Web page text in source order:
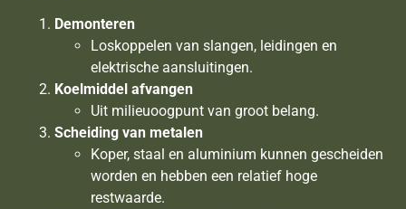
Demonteren
Loskoppelen van slangen, leidingen en
elektrische aansluitingen.
Koelmiddel afvangen
Uit milieuoogpunt van groot belang.
Scheiding van metalen
Koper, staal en aluminium kunnen gescheiden
worden en hebben een relatief hoge
restwaarde.